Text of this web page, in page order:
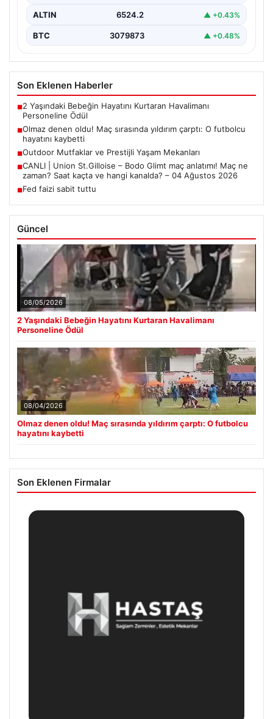
ALTIN 6524.2 ▲ +0.43%
BTC 3079873 ▲ +0.48%
Son Eklenen Haberler
■2 Yaşındaki Bebeğin Hayatını Kurtaran Havalimanı
Personeline Ödül
■Olmaz denen oldu! Maç sırasında yıldırım çarptı: O futbolcu
hayatını kaybetti
■Outdoor Mutfaklar ve Prestijli Yaşam Mekanları
■CANLI | Union St.Gilloise – Bodo Glimt maç anlatımı! Maç ne
zaman? Saat kaçta ve hangi kanalda? – 04 Ağustos 2026
■Fed faizi sabit tuttu
Güncel
08/05/2026
2 Yaşındaki Bebeğin Hayatını Kurtaran Havalimanı
Personeline Ödül
08/04/2026
Olmaz denen oldu! Maç sırasında yıldırım çarptı: O futbolcu
hayatını kaybetti
Son Eklenen Firmalar